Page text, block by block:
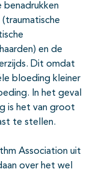
benadrukken
en de
Dit omdat
bloeding kleiner
In het geval
is het van groot
te stellen.
Association uit
over het wel